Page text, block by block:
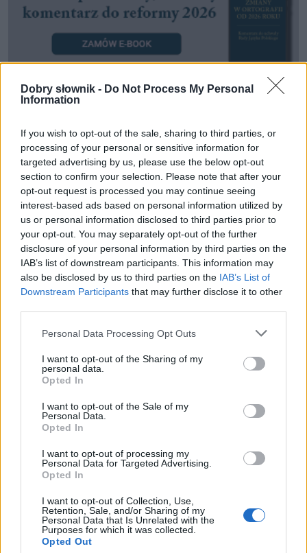
Dobry słownik - Do Not Process My Personal
Information
If you wish to opt-out of the sale, sharing to third parties, or
processing of your personal or sensitive information for
targeted advertising by us, please use the below opt-out
section to confirm your selection. Please note that after your
opt-out request is processed you may continue seeing
interest-based ads based on personal information utilized by
us or personal information disclosed to third parties prior to
your opt-out. You may separately opt-out of the further
disclosure of your personal information by third parties on the
IAB’s list of downstream participants. This information may
also be disclosed by us to third parties on the IAB’s List of
Downstream Participants that may further disclose it to other
Please note that this website/app uses one or more Google
not limited to your visit or usage behaviour. You may click to
grant or deny consent to Google and its third-party tags to
use your data for below specified purposes in below Google
consent section.
Personal Data Processing Opt Outs
I want to opt-out of the Sharing of my
personal data.
Opted In
I want to opt-out of the Sale of my
Personal Data.
Opted In
I want to opt-out of processing my
Personal Data for Targeted Advertising.
Opted In
I want to opt-out of Collection, Use,
Retention, Sale, and/or Sharing of my
Personal Data that Is Unrelated with the
Purposes for which it was collected.
Opted Out
Pozostały wątpliwości? Brakuje czegoś w haśle?
Zobacz, co zyskują abonenci Dobrego słownika.
SPRAWDŹ
Często sprawdzane
Językowe problemy z roztoczami
O odmianie nazwiska Nagy
Wolno czy nie wolno mówić o tym „psie pogrzebanym”?
Ciekawostki
bronować— Orałeś? Radliłeś? To teraz zaskrudlij
coś niecoś— Dawniej samodzielne
— Takie są skutki braku ołowiu
Mogą Cię zainteresować również hasła